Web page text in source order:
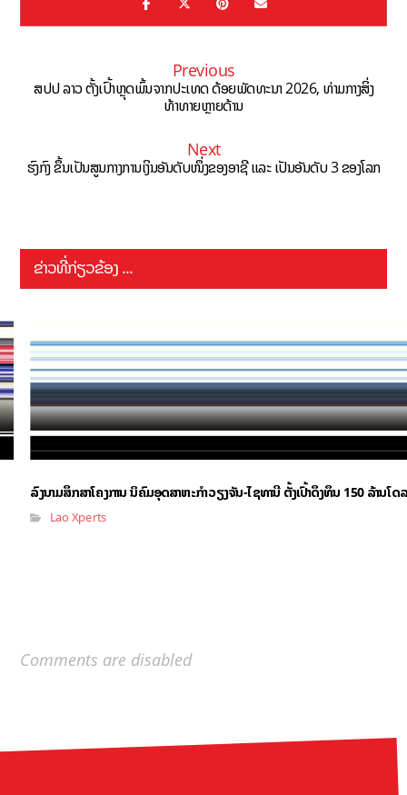
Previous
ສປປ ລາວ ຕັ້ງເປົ້າຫຼຸດພົ້ນຈາກປະເທດ ດ້ອຍພັດທະນາ 2026, ທ່າມກາງສິ່ງ
ທ້າທາຍຫຼາຍດ້ານ
Next
ຮົງກົງ ຂຶ້ນເປັນສູນ​ກາງ​ການ​ເງິນ​ອັນ​ດັບ​ໜຶ່ງ​ຂອງ​ອາ​ຊີ ແລະ ເປັນອັນດັບ 3 ຂອງໂລກ
ຂ່າວທີ່ກ່ຽວຂ້ອງ ...
ລົງນາມສຶກສາໂຄງການ ນິຄົມອຸດສາຫະກຳວຽງຈັນ-ໄຊທານີ ຕັ້ງເປົ້າດຶງທຶນ 150 ລ້ານໂ
Lao Xperts
Comments are disabled